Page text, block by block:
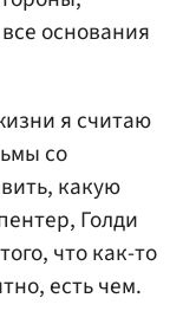
основания
я считаю
со
какую
Голди
что как-то
есть чем.